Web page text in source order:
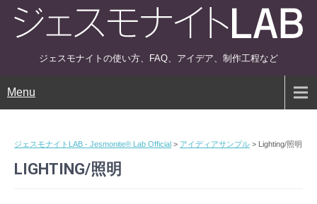
ジェスモナイトの使い方、FAQ、アイデア、制作工程など
Menu
ジェスモナイトLAB - Jesmonite® Lab Official > アイディアサンプル > Lighting/照明
LIGHTING/照明